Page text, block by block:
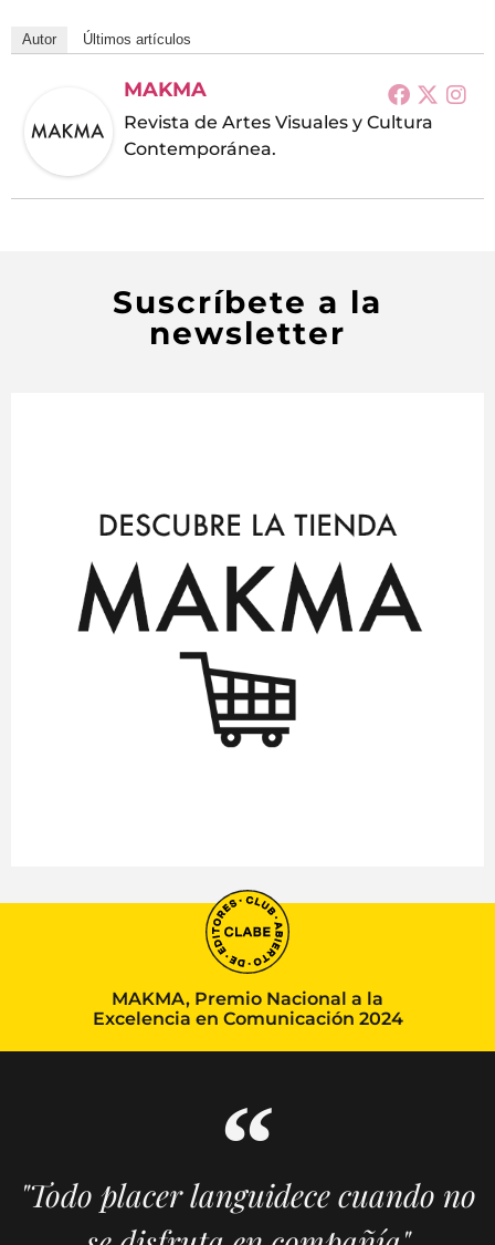
Autor Últimos artículos
MAKMA
Revista de Artes Visuales y Cultura
Contemporánea.
Suscríbete a la
newsletter
MAKMA, Premio Nacional a la
Excelencia en Comunicación 2024
"Todo placer languidece cuando no